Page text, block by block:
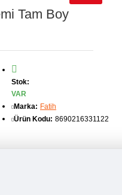
Tam Boy
Stok:
VAR
Marka: Fatih
Ürün Kodu: 8690216331122